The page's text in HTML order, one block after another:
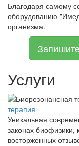
Благодаря самому
оборудованию
организма.
Услуги
терапия
Уникальная
законах
восторженных